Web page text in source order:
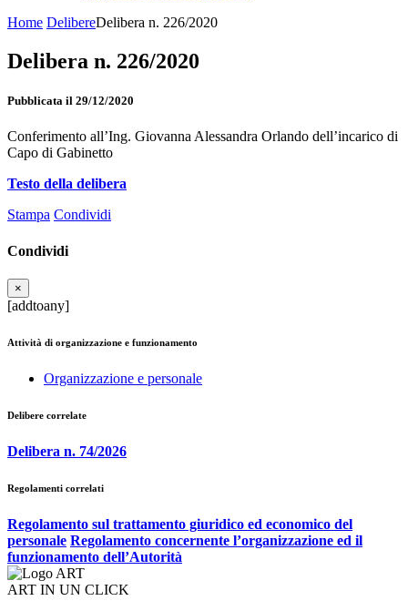
Home DelibereDelibera n. 226/2020
Delibera n. 226/2020
Pubblicata il 29/12/2020
Conferimento all’Ing. Giovanna Alessandra Orlando dell’incarico di
Capo di Gabinetto
Testo della delibera
Stampa Condividi
Condividi
×
[addtoany]
Attività di organizzazione e funzionamento
Organizzazione e personale
Delibere correlate
Delibera n. 74/2026
Regolamenti correlati
Regolamento sul trattamento giuridico ed economico del
personale Regolamento concernente l’organizzazione ed il
funzionamento dell’Autorità
ART IN UN CLICK